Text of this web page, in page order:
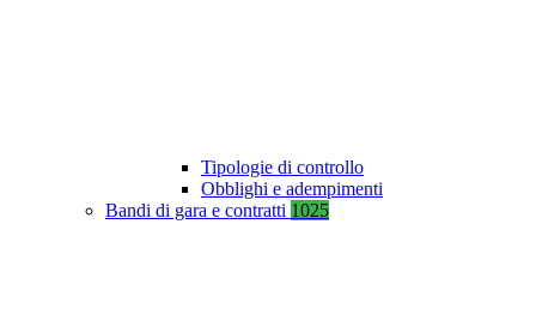
Tipologie di controllo
Obblighi e adempimenti
Bandi di gara e contratti 1025